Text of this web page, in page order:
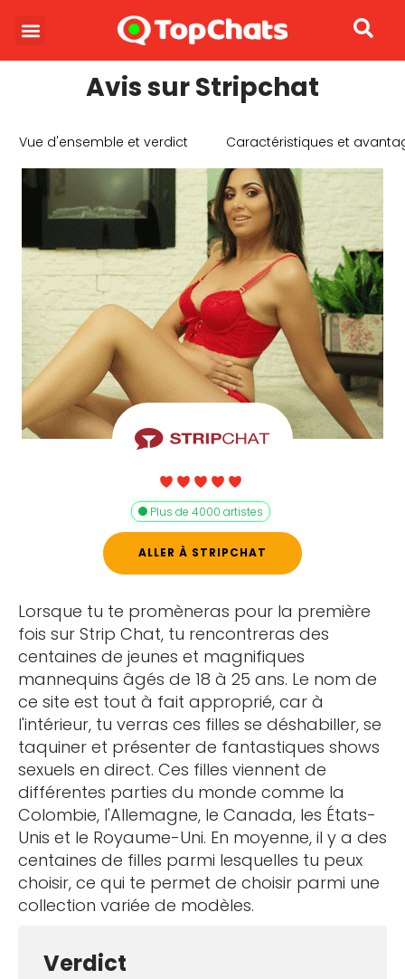
Avis sur Stripchat
Vue d'ensemble et verdict Caractéristiques et
Plus de 4000 artistes
ALLER À STRIPCHAT
Lorsque tu te promèneras pour la première
fois sur Strip Chat, tu rencontreras des
centaines de jeunes et magnifiques
mannequins âgés de 18 à 25 ans. Le nom de
ce site est tout à fait approprié, car à
l'intérieur, tu verras ces filles se déshabiller, se
taquiner et présenter de fantastiques shows
sexuels en direct. Ces filles viennent de
différentes parties du monde comme la
Colombie, l'Allemagne, le Canada, les États-
Unis et le Royaume-Uni. En moyenne, il y a des
centaines de filles parmi lesquelles tu peux
choisir, ce qui te permet de choisir parmi une
collection variée de modèles.
Verdict